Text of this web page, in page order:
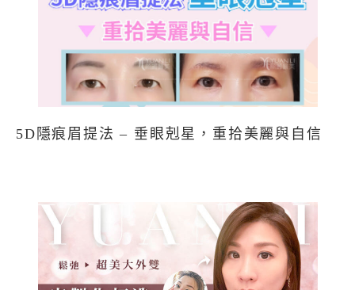
5D隱痕眉提法 – 垂眼剋星，重拾美麗與自信